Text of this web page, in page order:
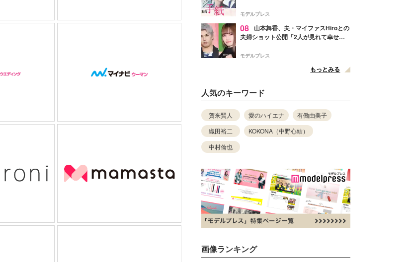
モデルプレス
08
山本舞香、夫・マイファスHiroとの
夫婦ショット公開「2人が見れて幸せ」
モデルプレス
もっとみる
人気のキーワード
賀来賢人 愛のハイエナ
有働由美子
織田裕二
KOKONA（中野心結）
中村倫也
画像ランキング